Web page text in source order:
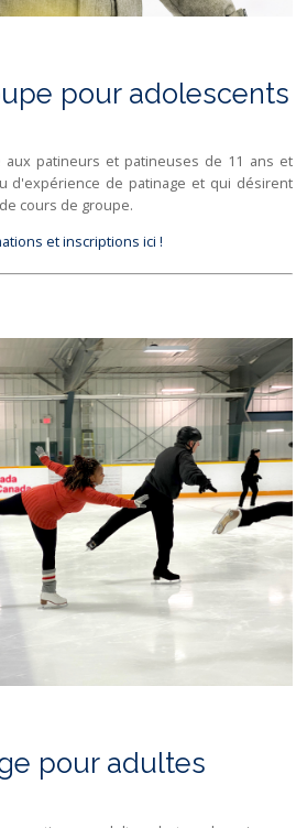
pour adolescents
aux patineurs et patineuses de 11 ans et
d'expérience de patinage et qui désirent
cours de groupe.
et inscriptions ici !
pour adultes